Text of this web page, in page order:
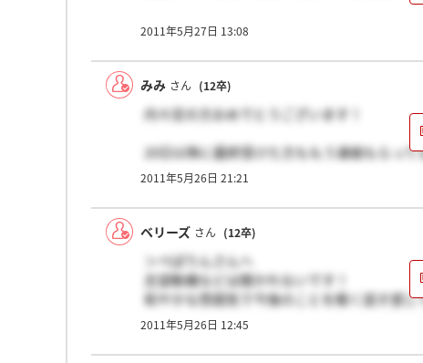
2011年5月27日 13:08
みみ さん (12卒)
内々定の方おめでとうございます！
20日以降に最終受けた方ももう連絡もらっ
手ごたえ全くなかったのですが諦め切れずに
2011年5月26日 21:21
ベリーズ さん (12卒)
＞ぺぽりんさんへ
志望動機などは聞かれないです！
和やかな雰囲気で今後のことを軽く話す感じ
これから宜しくお願いしますね(o^^o)
2011年5月26日 12:45